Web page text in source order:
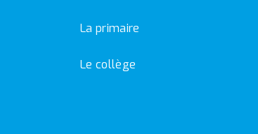
La primaire
Le collège